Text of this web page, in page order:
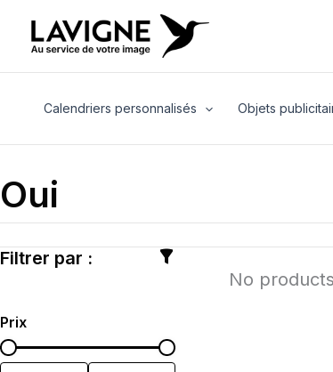
contenu
Calendriers personnalisés Objets
Oui
Filtrer par :
Prix
No